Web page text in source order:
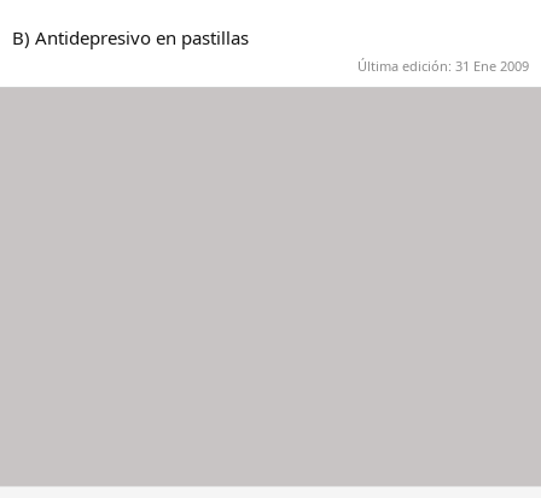
B) Antidepresivo en pastillas
Última edición: 31 Ene 2009